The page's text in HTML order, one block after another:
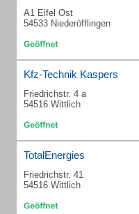
A1 Eifel Ost
54533 Niederöfflingen
Kfz-Technik Kaspers
Friedrichstr. 4 a
54516 Wittlich
TotalEnergies
Friedrichstr. 41
54516 Wittlich